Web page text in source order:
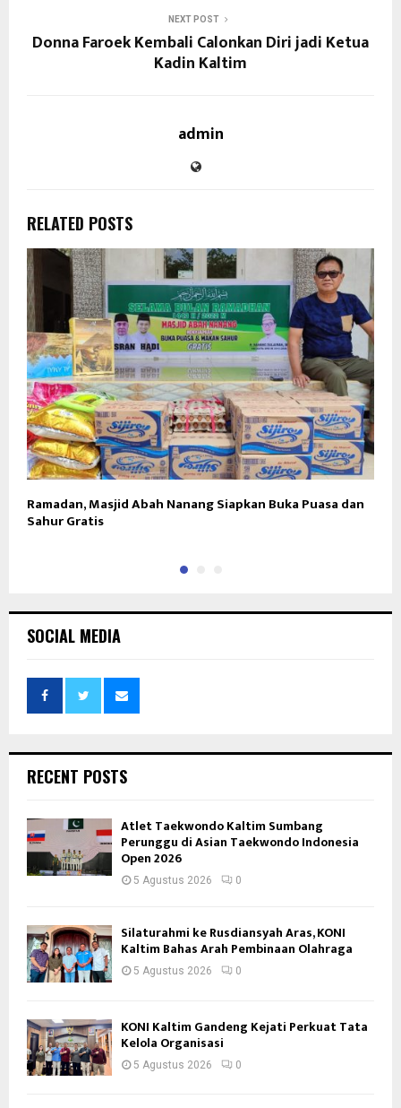
NEXT POST
Donna Faroek Kembali Calonkan Diri jadi Ketua
Kadin Kaltim
admin
RELATED POSTS
Ramadan, Masjid Abah Nanang Siapkan Buka Puasa dan
Sahur Gratis
SOCIAL MEDIA
RECENT POSTS
Atlet Taekwondo Kaltim Sumbang
Perunggu di Asian Taekwondo Indonesia
Open 2026
5 Agustus 2026 0
Silaturahmi ke Rusdiansyah Aras, KONI
Kaltim Bahas Arah Pembinaan Olahraga
5 Agustus 2026 0
KONI Kaltim Gandeng Kejati Perkuat Tata
Kelola Organisasi
5 Agustus 2026 0